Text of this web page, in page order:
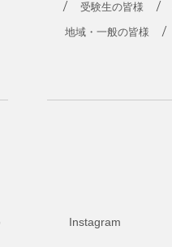
受験生の皆様
地域・一般の皆様
Instagram